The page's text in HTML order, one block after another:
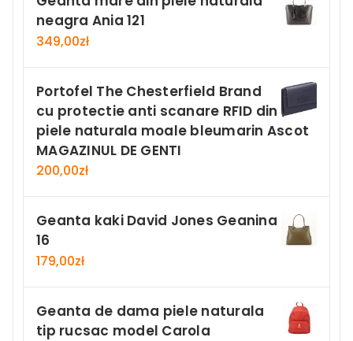
neagra Ania 121
349,00zł
Portofel The Chesterfield Brand
cu protectie anti scanare RFID din
piele naturala moale bleumarin Ascot
MAGAZINUL DE GENTI
200,00zł
Geanta kaki David Jones Geanina
16
179,00zł
Geanta de dama piele naturala
tip rucsac model Carola